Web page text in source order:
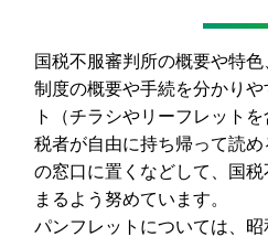
国税不服審判所の概要や特
制度の概要や手続を分かり
ト（チラシやリーフレット
税者が自由に持ち帰って読
の窓口に置くなどして、国
まるよう努めています。
パンフレットについては、